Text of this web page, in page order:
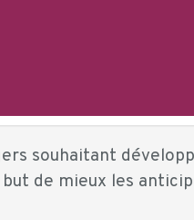
souhaitant
de mieux les